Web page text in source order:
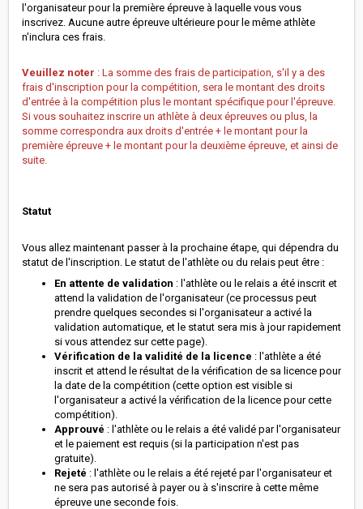
l'organisateur pour la première épreuve à laquelle vous vous
inscrivez. Aucune autre épreuve ultérieure pour le même athlète
n'inclura ces frais.
Veuillez noter : La somme des frais de participation, s'il y a des
frais d'inscription pour la compétition, sera le montant des droits
d'entrée à la compétition plus le montant spécifique pour l'épreuve.
Si vous souhaitez inscrire un athlète à deux épreuves ou plus, la
somme correspondra aux droits d'entrée + le montant pour la
première épreuve + le montant pour la deuxième épreuve, et ainsi de
suite.
Statut
Vous allez maintenant passer à la prochaine étape, qui dépendra du
statut de l'inscription. Le statut de l'athlète ou du relais peut être :
En attente de validation : l'athlète ou le relais a été inscrit et
attend la validation de l'organisateur (ce processus peut
prendre quelques secondes si l'organisateur a activé la
validation automatique, et le statut sera mis à jour rapidement
si vous attendez sur cette page).
Vérification de la validité de la licence : l'athlète a été
inscrit et attend le résultat de la vérification de sa licence pour
la date de la compétition (cette option est visible si
l'organisateur a activé la vérification de la licence pour cette
compétition).
Approuvé : l'athlète ou le relais a été validé par l'organisateur
et le paiement est requis (si la participation n'est pas
gratuite).
Rejeté : l'athlète ou le relais a été rejeté par l'organisateur et
ne sera pas autorisé à payer ou à s'inscrire à cette même
épreuve une seconde fois.